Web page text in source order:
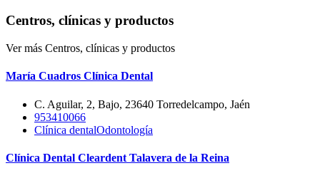
Centros, clínicas y productos
Ver más Centros, clínicas y productos
María Cuadros Clínica Dental
C. Aguilar, 2, Bajo, 23640 Torredelcampo, Jaén
953410066
Clínica dentalOdontología
Clínica Dental Cleardent Talavera de la Reina